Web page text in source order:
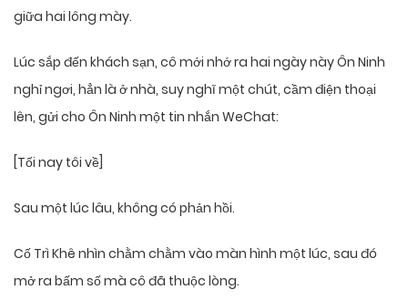
giữa hai lông mày.
Lúc sắp đến khách sạn, cô mới nhớ ra hai ngày này Ôn Ninh
nghỉ ngơi, hẳn là ở nhà, suy nghĩ một chút, cầm điện thoại
lên, gửi cho Ôn Ninh một tin nhắn WeChat:
[Tối nay tôi về]
Sau một lúc lâu, không có phản hồi.
Cố Trì Khê nhìn chằm chằm vào màn hình một lúc, sau đó
mở ra bấm số mà cô đã thuộc lòng.